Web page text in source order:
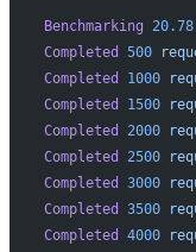
Benchmarking
Completed
500
Completed
1000
Completed
1500
Completed
2000
Completed
2500
Completed
3000
Completed
3500
Completed
4000